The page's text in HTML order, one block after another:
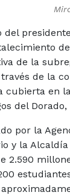
del
de la
de la
cubierta en
del
por la
y la
2.590